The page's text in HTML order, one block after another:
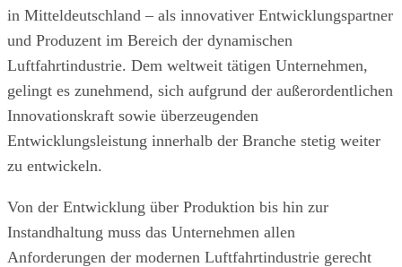
in Mitteldeutschland – als innovativer Entwicklungspartner
und Produzent im Bereich der dynamischen
Luftfahrtindustrie. Dem weltweit tätigen Unternehmen,
gelingt es zunehmend, sich aufgrund der außerordentlichen
Innovationskraft sowie überzeugenden
Entwicklungsleistung innerhalb der Branche stetig weiter
zu entwickeln.
Von der Entwicklung über Produktion bis hin zur
Instandhaltung muss das Unternehmen allen
Anforderungen der modernen Luftfahrtindustrie gerecht